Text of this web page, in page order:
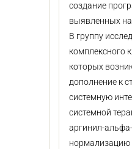
создание
выявленных
В группу
комплексного
которых
дополнение к
системную
системной
аргинил-
нормализацию